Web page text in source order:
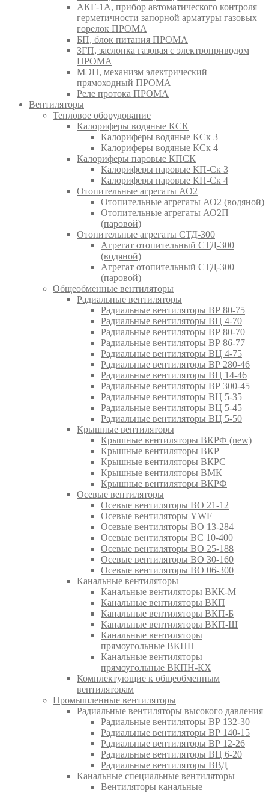
АКГ-1А, прибор автоматического контроля
герметичности запорной арматуры газовых
горелок ПРОМА
БП, блок питания ПРОМА
ЗГП, заслонка газовая с электроприводом
ПРОМА
МЭП, механизм электрический
прямоходный ПРОМА
Реле протока ПРОМА
Вентиляторы
Тепловое оборудование
Калориферы водяные КСК
Калориферы водяные КСк 3
Калориферы водяные КСк 4
Калориферы паровые КПСК
Калориферы паровые КП-Ск 3
Калориферы паровые КП-Ск 4
Отопительные агрегаты АО2
Отопительные агрегаты АО2 (водяной)
Отопительные агрегаты АО2П
(паровой)
Отопительные агрегаты СТД-300
Агрегат отопительный СТД-300
(водяной)
Агрегат отопительный СТД-300
(паровой)
Общеобменные вентиляторы
Радиальные вентиляторы
Радиальные вентиляторы ВР 80-75
Радиальные вентиляторы ВЦ 4-70
Радиальные вентиляторы ВР 80-70
Радиальные вентиляторы ВР 86-77
Радиальные вентиляторы ВЦ 4-75
Радиальные вентиляторы ВР 280-46
Радиальные вентиляторы ВЦ 14-46
Радиальные вентиляторы ВР 300-45
Радиальные вентиляторы ВЦ 5-35
Радиальные вентиляторы ВЦ 5-45
Радиальные вентиляторы ВЦ 5-50
Крышные вентиляторы
Крышные вентиляторы ВКРФ (new)
Крышные вентиляторы ВКР
Крышные вентиляторы ВКРС
Крышные вентиляторы ВМК
Крышные вентиляторы ВКРФ
Осевые вентиляторы
Осевые вентиляторы ВО 21-12
Осевые вентиляторы YWF
Осевые вентиляторы ВО 13-284
Осевые вентиляторы ВС 10-400
Осевые вентиляторы ВО 25-188
Осевые вентиляторы ВО 30-160
Осевые вентиляторы ВО 06-300
Канальные вентиляторы
Канальные вентиляторы ВКК-М
Канальные вентиляторы ВКП
Канальные вентиляторы ВКП-Б
Канальные вентиляторы ВКП-Ш
Канальные вентиляторы
прямоугольные ВКПН
Канальные вентиляторы
прямоугольные ВКПН-КХ
Комплектующие к общеобменным
вентиляторам
Промышленные вентиляторы
Радиальные вентиляторы высокого давления
Радиальные вентиляторы ВР 132-30
Радиальные вентиляторы ВР 140-15
Радиальные вентиляторы ВР 12-26
Радиальные вентиляторы ВЦ 6-20
Радиальные вентиляторы ВВД
Канальные специальные вентиляторы
Вентиляторы канальные